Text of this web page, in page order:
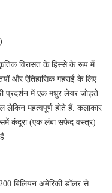
विरासत के हिस्से के रूप में
और ऐतिहासिक गहराई के लिए
प्रदर्शन में एक मधुर लेयर जोड़ते
महत्वपूर्ण होते हैं. कलाकार
कंदूरा (एक लंबा सफेद वस्त्र)
बिलियन अमेरिकी डॉलर से